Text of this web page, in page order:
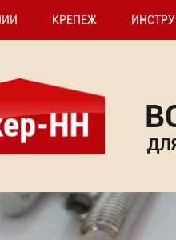
КРЕПЕЖ